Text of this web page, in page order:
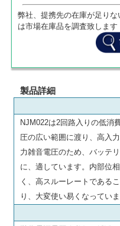
弊社、提携先の在庫が足り
は市場在庫品を調査致します
製品詳細
NJM022は2回路入りの低消
圧の広い範囲に渡り、高入
力雑音電圧のため、バッテ
に、適しています。内部位
く、高スルーレートである
り、大変使い易くなっていま